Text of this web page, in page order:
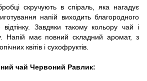
скручують в спіраль, яка нагадує
напій виходить благородного
відтінку. Завдяки такому кольору чай і
Напій має повний складний аромат, з
квітів і сухофруктів.
чай Червоний Равлик: